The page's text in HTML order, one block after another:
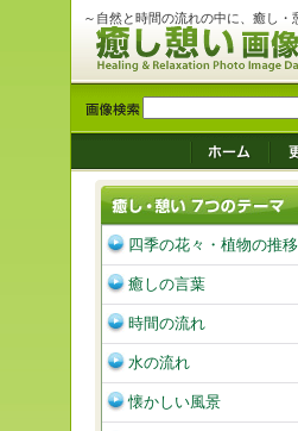
～自然と時間の流れの中に、癒し・
四季の花々・植物の推移
癒しの言葉
時間の流れ
水の流れ
懐かしい風景